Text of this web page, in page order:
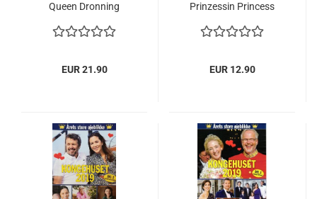
Queen Dronning
Geburtstag ar år NEU
EUR 21.90
Prinzessin Princess
Margrethe
EUR 12.90